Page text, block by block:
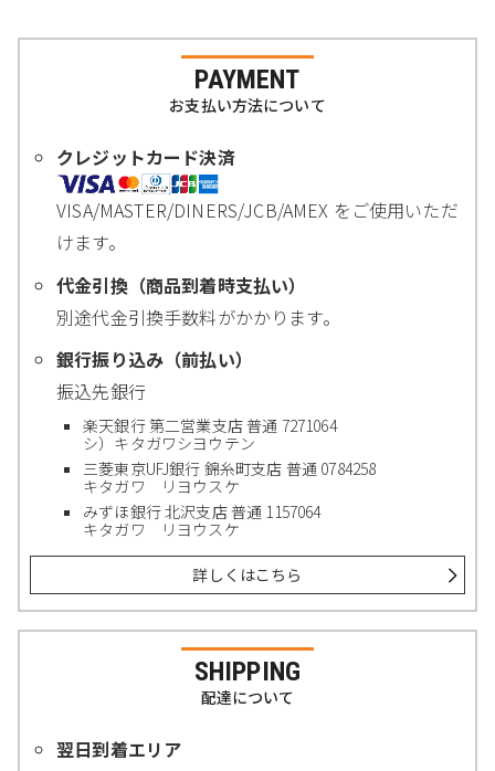
PAYMENT
お支払い方法について
クレジットカード決済
VISA/MASTER/DINERS/JCB/AMEX をご使用いただ
けます。
代金引換（商品到着時支払い）
別途代金引換手数料がかかります。
銀行振り込み（前払い）
振込先銀行
楽天銀行 第二営業支店 普通 7271064
シ）キタガワシヨウテン
三菱東京UFJ銀行 錦糸町支店 普通 0784258
キタガワ リヨウスケ
みずほ銀行 北沢支店 普通 1157064
キタガワ リヨウスケ
詳しくはこちら
SHIPPING
配達について
翌日到着エリア